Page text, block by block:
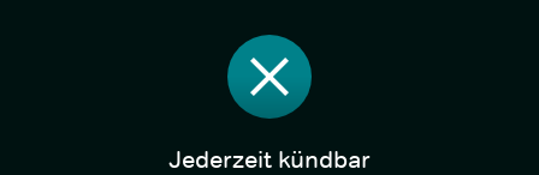
Jederzeit kündbar